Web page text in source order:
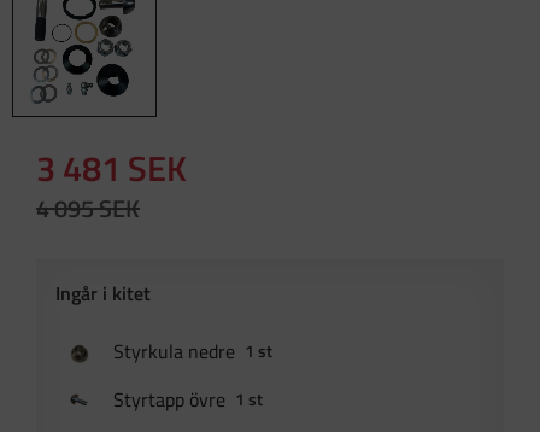
Nedsatt pris:
3 481 SEK
Ordinarie pris:
4 095SEK
Styrkula nedre 1 st
Styrtapp övre 1 st